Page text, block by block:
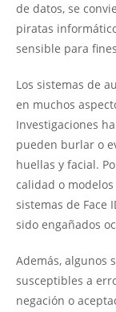
de datos, se
piratas
sensible para
Los sistemas de
en muchos
Investigaciones
pueden burlar o
huellas y facial.
calidad o
sistemas de Face
sido engañados
Además, algunos
susceptibles a
negación o